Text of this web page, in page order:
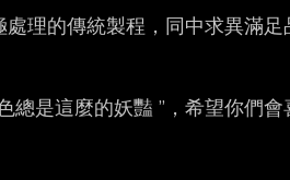
理的傳統製程，同中求異滿
是這麼的妖豔 ”，希望你們